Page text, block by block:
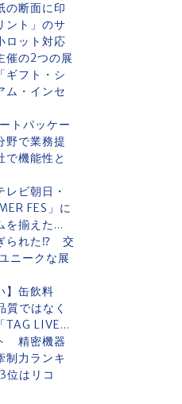
断面に印
ント」のサ
ット対応
催の2つの展
フト・シ
ム・インセ
トパッケー
で業務提
機能性と
ビ朝日・
FES」に
揃えた...
られた⁉ 交
ニークな展
】缶飲料
ではなく
TAG LIVE...
精密機器
制力ランキ
はリコ